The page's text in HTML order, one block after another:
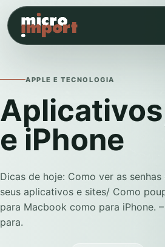
APPLE E TECNOLOGIA
e iPhone
Dicas de hoje: Como ver as
seus aplicativos e sites/ Como
para Macbook como para iPhone.
para.